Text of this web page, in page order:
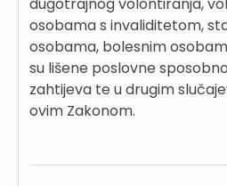
osobama s invaliditetom,
osobama, bolesnim
su lišene poslovne
zahtijeva te u drugim
ovim Zakonom.